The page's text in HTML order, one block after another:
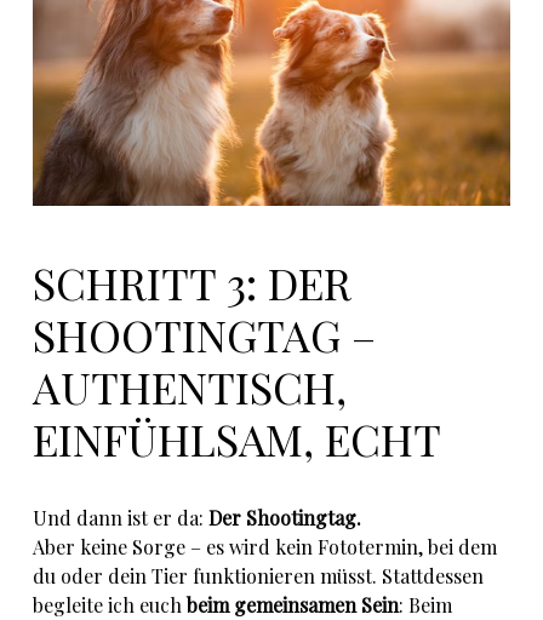
SCHRITT 3: DER
SHOOTINGTAG –
AUTHENTISCH,
EINFÜHLSAM, ECHT
Und dann ist er da:Der Shootingtag.
Aber keine Sorge – es wird kein Fototermin, bei dem
du oder dein Tier funktionieren müsst. Stattdessen
begleite ich euchbeim gemeinsamen Sein: Beim